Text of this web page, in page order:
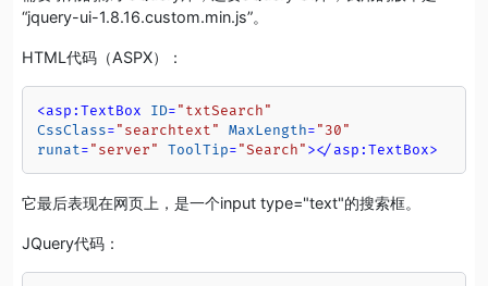
“jquery-ui-1.8.16.custom.min.js”。
HTML代码（ASPX）：
<asp:TextBox ID="txtSearch"
CssClass="searchtext" MaxLength="30"
runat="server" ToolTip="Search"></asp:TextBox>
它最后表现在网页上，是一个input type="text"的搜索框。
JQuery代码：